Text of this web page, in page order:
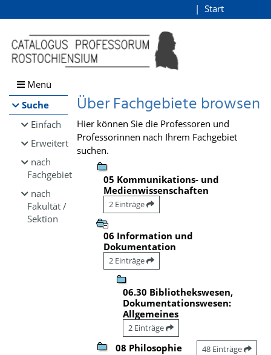
Browsen
direkt zum Inhalt
Start
Menü
Suche
Einfach
Erweitert
nach
Fachgebiet
nach
Fakultät /
Sektion
Über Fachgebiete browsen
Hier können Sie die Professoren und
Professorinnen nach Ihrem Fachgebiet
suchen.
05 Kommunikations- und
Medienwissenschaften
2 Einträge
06 Information und
Dokumentation
2 Einträge
06.30 Bibliothekswesen,
Dokumentationswesen:
Allgemeines
2 Einträge
08 Philosophie 48 Einträge